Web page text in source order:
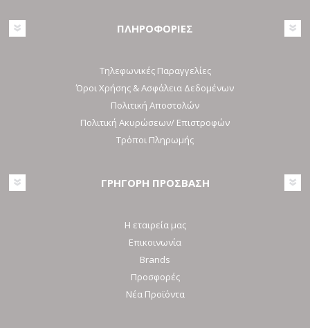
ΠΛΗΡΟΦΟΡΙΕΣ
Τηλεφωνικές Παραγγελίες
Όροι Χρήσης & Ασφάλεια Δεδομένων
Πολιτική Αποστολών
Πολιτική Ακυρώσεων/ Επιστροφών
Τρόποι Πληρωμής
ΓΡΗΓΟΡΗ ΠΡΟΣΒΑΣΗ
Η εταιρεία μας
Επικοινωνία
Brands
Προσφορές
Νέα Προϊόντα